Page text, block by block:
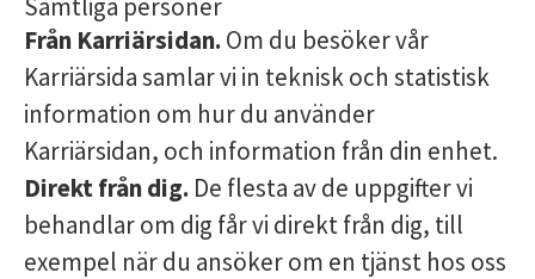
Samtliga personer
Från Karriärsidan. Om du besöker vår
Karriärsida samlar vi in teknisk och statistisk
information om hur du använder
Karriärsidan, och information från din enhet.
Direkt från dig. De flesta av de uppgifter vi
behandlar om dig får vi direkt från dig, till
exempel när du ansöker om en tjänst hos oss